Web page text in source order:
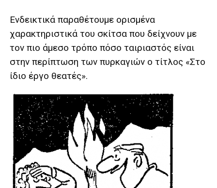
Ενδεικτικά παραθέτουμε ορισμένα
χαρακτηριστικά του σκίτσα που δείχνουν με
τον πιο άμεσο τρόπο πόσο ταιριαστός είναι
στην περίπτωση των πυρκαγιών ο τίτλος «Στο
ίδιο έργο θεατές».